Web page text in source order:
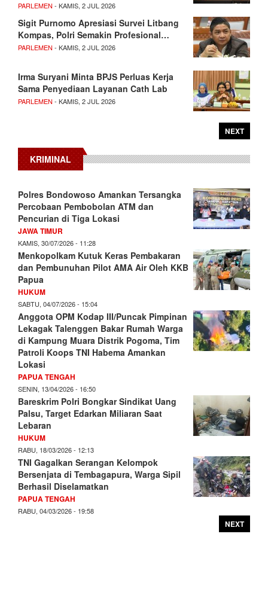
PARLEMEN - KAMIS, 2 JUL 2026
Sigit Purnomo Apresiasi Survei Litbang
Kompas, Polri Semakin Profesional…
PARLEMEN - KAMIS, 2 JUL 2026
Irma Suryani Minta BPJS Perluas Kerja
Sama Penyediaan Layanan Cath Lab
PARLEMEN - KAMIS, 2 JUL 2026
NEXT
KRIMINAL
Polres Bondowoso Amankan Tersangka
Percobaan Pembobolan ATM dan
Pencurian di Tiga Lokasi
JAWA TIMUR
KAMIS, 30/07/2026 - 11:28
Menkopolkam Kutuk Keras Pembakaran
dan Pembunuhan Pilot AMA Air Oleh KKB
Papua
HUKUM
SABTU, 04/07/2026 - 15:04
Anggota OPM Kodap III/Puncak Pimpinan
Lekagak Talenggen Bakar Rumah Warga
di Kampung Muara Distrik Pogoma, Tim
Patroli Koops TNI Habema Amankan
Lokasi
PAPUA TENGAH
SENIN, 13/04/2026 - 16:50
Bareskrim Polri Bongkar Sindikat Uang
Palsu, Target Edarkan Miliaran Saat
Lebaran
HUKUM
RABU, 18/03/2026 - 12:13
TNI Gagalkan Serangan Kelompok
Bersenjata di Tembagapura, Warga Sipil
Berhasil Diselamatkan
PAPUA TENGAH
RABU, 04/03/2026 - 19:58
NEXT